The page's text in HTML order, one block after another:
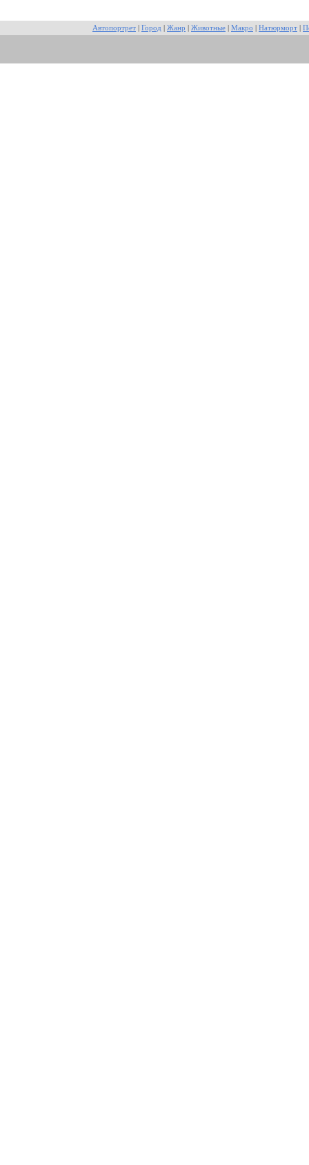
Автопортрет Город Жанр Животные Макро Натюрморт